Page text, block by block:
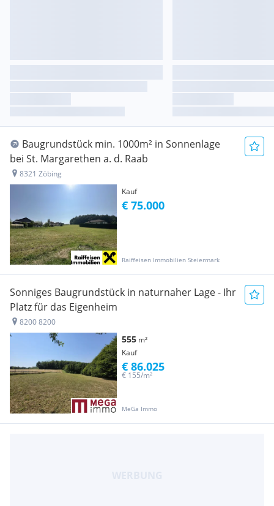
Baugrundstück min. 1000m² in Sonnenlage
bei St. Margarethen a. d. Raab
8321 Zöbing
Kauf
Raiffeisen Immobilien Steiermark
€ 75.000
Sonniges Baugrundstück in naturnaher Lage - Ihr
Platz für das Eigenheim
8200 8200
555 m²
Kauf
MeGa Immo
€ 155/m²
€ 86.025